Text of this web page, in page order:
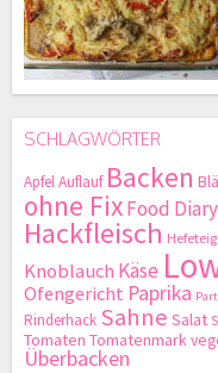
SCHLAGWÖRTER
ApfelAuflauf Backen
ohne FixFood Diary
Hackfleisch Hefeteig
Knoblauch Käse
Ofengericht Paprika
Rinderhack Sahne Salat
Tomaten Tomatenmark
Überbacken